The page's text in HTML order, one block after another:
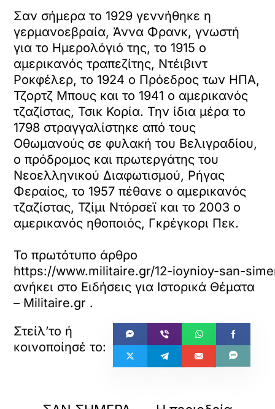
Σαν σήμερα το 1929 γεννήθηκε η
γερμανοεβραία, Άννα Φρανκ, γνωστή
για το Ημερολόγιό της, το 1915 ο
αμερικανός τραπεζίτης, Ντέιβιντ
Ροκφέλερ, το 1924 ο Πρόεδρος των ΗΠΑ,
Τζορτζ Μπους και το 1941 ο αμερικανός
τζαζίστας, Τσικ Κορία. Την ίδια μέρα το
1798 στραγγαλίστηκε από τους
Οθωμανούς σε φυλακή του Βελιγραδίου,
ο πρόδρομος και πρωτεργάτης του
Νεοελληνικού Διαφωτισμού, Ρήγας
Φεραίος, το 1957 πέθανε ο αμερικανός
τζαζίστας, Τζίμι Ντόρσεϊ και το 2003 ο
αμερικανός ηθοποιός, Γκρέγκορι Πεκ.
Το πρωτότυπο άρθρο
https://www.militaire.gr/12-ioynioy-san-
ανήκει στο Ειδήσεις για Ιστορικά Θέματα
– Militaire.gr .